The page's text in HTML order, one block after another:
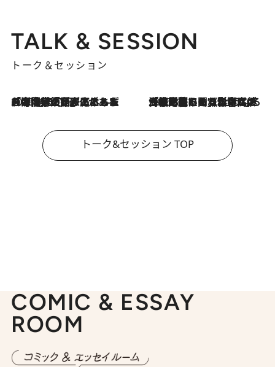
TALK & SESSION
トーク＆セッション
2026.8.3
「今後値上げがあるとすれば…」「リスクがあるのは今年の冬」エネルギー専門家が語る、ホルムズ海峡封鎖が家庭にもたらす“ある心配” 2026.8.3
「住宅建てられない…」「サーチャージ料の高値が続いている」ホルムズ海峡封鎖による影響はいつまで続く？《エネルギー専門家に聞く“どうなる日本の暮らし”》
トーク&セッション TOP
COMIC & ESSAY
ROOM